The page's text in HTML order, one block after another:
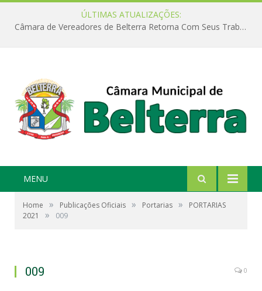
ÚLTIMAS ATUALIZAÇÕES:
Câmara de Vereadores de Belterra Retorna Com Seus Trabalhos Legislativos
MENU
Home » Publicações Oficiais » Portarias »
PORTARIAS
2021
» 009
009 0